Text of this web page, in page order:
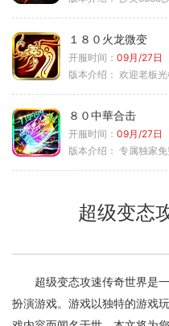
１８０火龙微变
开服时间： 09月/27日
版本介绍： 欢迎老板
８０中華合击
开服时间： 09月/27日
版本介绍： 专属独家
超级变态
超级变态攻速传奇世界是
扮演游戏。游戏以独特的游戏